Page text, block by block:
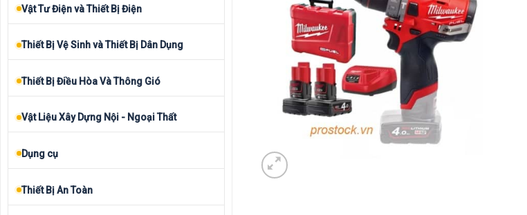
Vật Tư Điện và Thiết Bị Điện
Thiết Bị Vệ Sinh và Thiết Bị Dân Dụng
Thiết Bị Điều Hòa Và Thông Gió
Vật Liệu Xây Dựng Nội - Ngoại Thất
Dụng cụ
Thiết Bị An Toàn